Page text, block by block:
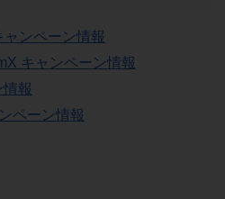
ャンペーン情報
キャンペーン情報
報
ペーン情報